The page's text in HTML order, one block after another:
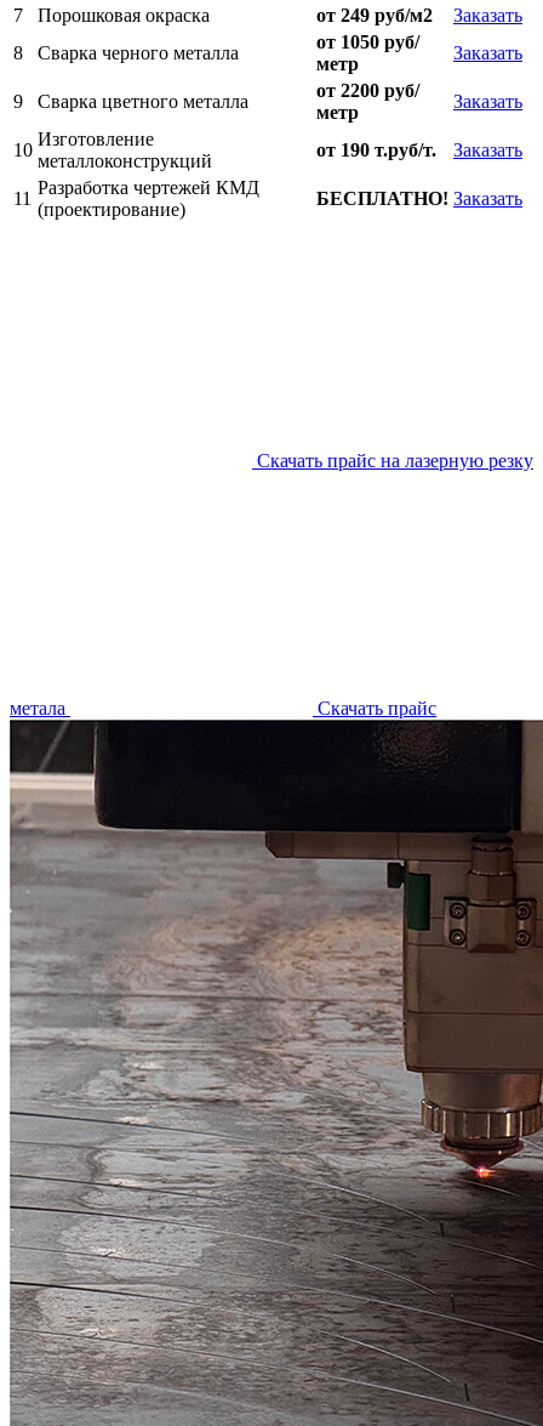
7
Порошковая окраска от 249 руб/м2
Заказать
8
Сварка черного металла
от 1050 руб/
метр
Заказать
9 Сварка цветного металла
от 2200 руб/
метр
Заказать
10
Изготовление
металлоконструкций
от 190 т.руб/т. Заказать
11
Разработка чертежей КМД
(проектирование)
БЕСПЛАТНО! Заказать
Скачать прайс на лазерную резку
метала Скачать прайс